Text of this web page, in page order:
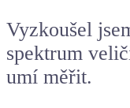
Vyzkoušel
spektrum
umí měřit.